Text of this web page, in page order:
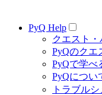
PyQ Help
クエスト
PyQのクエ
PyQで学べ
PyQについ
トラブル